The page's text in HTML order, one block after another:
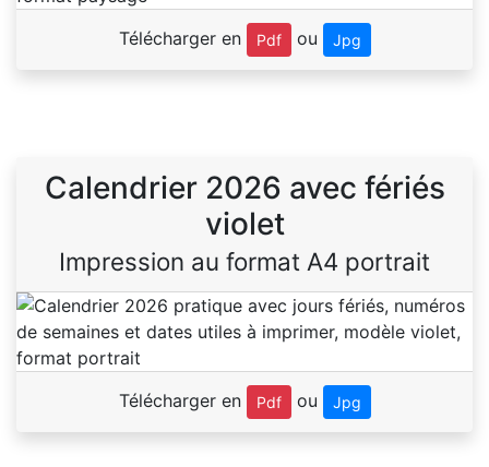
Télécharger en Pdf ou Jpg
Calendrier 2026 avec fériés
violet
Impression au format A4 portrait
Télécharger en Pdf ou Jpg